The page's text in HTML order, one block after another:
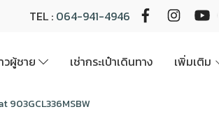
TEL : 064-941-4946
วผู้ชาย เช่ากระเป๋าเดินทาง เพิ่มเติม
903GCL336MSBW